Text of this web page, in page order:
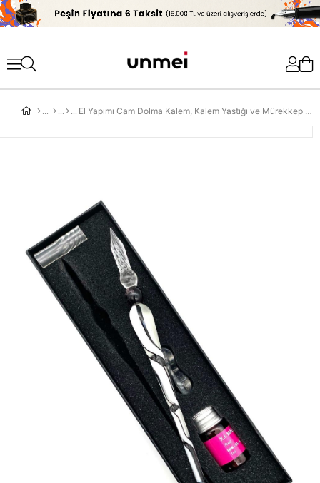
'
El Yapımı Cam Dolma Kalem, Kalem Yastığı ve Mürekkep Kendinden Desenli Beyaz